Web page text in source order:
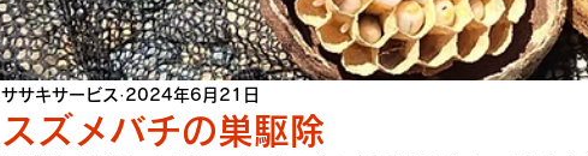
スズメバチの巣駆除
ササキサービス 2024年6月21日